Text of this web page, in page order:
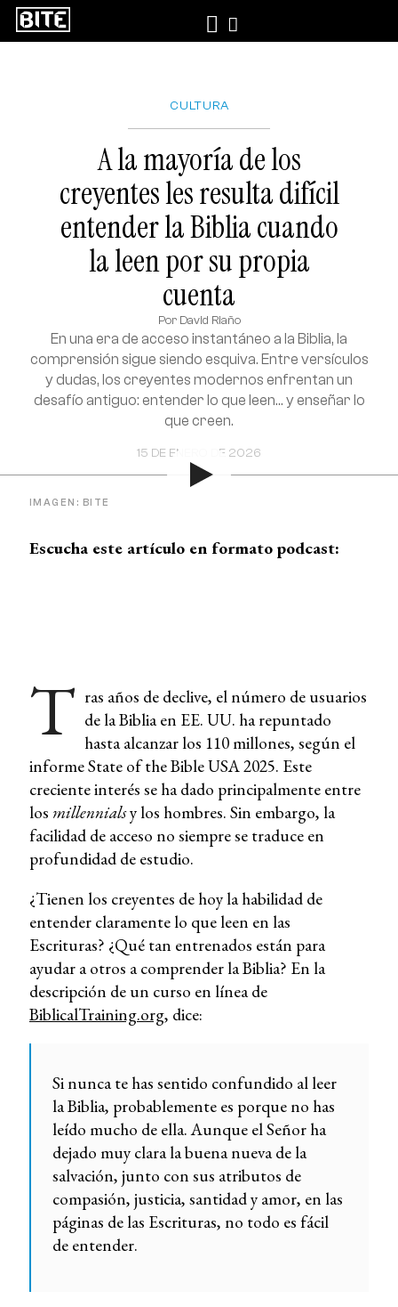
CULTURA
A la mayoría de los
creyentes les resulta difícil
entender la Biblia cuando
la leen por su propia
cuenta
Por David Riaño
15 DE ENERO DE 2026
En una era de acceso instantáneo a la Biblia, la
comprensión sigue siendo esquiva. Entre versículos
y dudas, los creyentes modernos enfrentan un
desafío antiguo: entender lo que leen... y enseñar lo
que creen.
IMAGEN: BITE
Escucha este artículo en formato podcast:
T ras años de declive, el número de usuarios
de la Biblia en EE. UU. ha repuntado
hasta alcanzar los 110 millones, según el
informe State of the Bible USA 2025. Este
creciente interés se ha dado principalmente entre
los millennialsy los hombres. Sin embargo, la
facilidad de acceso no siempre se traduce en
profundidad de estudio.
¿Tienen los creyentes de hoy la habilidad de
entender claramente lo que leen en las
Escrituras? ¿Qué tan entrenados están para
ayudar a otros a comprender la Biblia? En la
descripción de un curso en línea de
BiblicalTraining.org, dice:
Si nunca te has sentido confundido al leer
la Biblia, probablemente es porque no has
leído mucho de ella. Aunque el Señor ha
dejado muy clara la buena nueva de la
salvación, junto con sus atributos de
compasión, justicia, santidad y amor, en las
páginas de las Escrituras, no todo es fácil
de entender.